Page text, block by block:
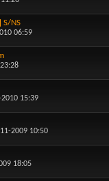
S/NS
06:59
15:39
2009 10:50
18:05